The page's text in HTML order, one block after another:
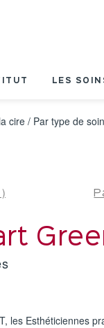
LES
cire / Par type de soin
les Esthéticiennes